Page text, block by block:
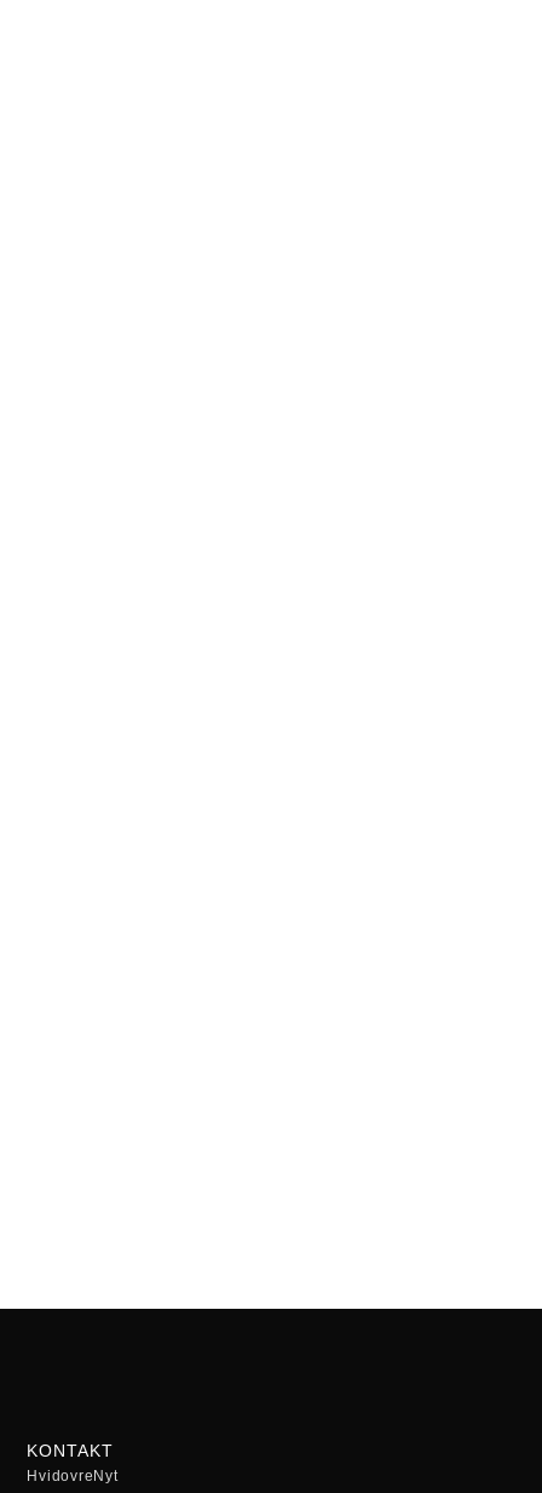
KONTAKT
HvidovreNyt